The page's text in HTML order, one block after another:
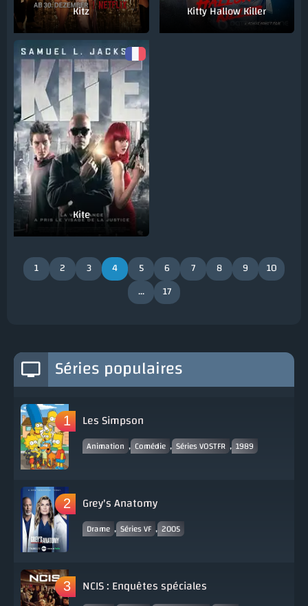
Kitz Kitty Hallow Killer
Kite
1 2 3 4 5 6 7 8 9
10
...
17
Séries populaires
Les Simpson
Animation , Comédie , Séries VOSTFR , 1989
Grey's Anatomy
Drame , Séries VF , 2005
NCIS : Enquêtes spéciales